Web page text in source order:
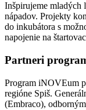
Inšpirujeme mladých
nápadov. Projekty
do inkubátora s
napojenie na
Partneri
Program iNOVEum
regióne Spiš.
(Embraco),